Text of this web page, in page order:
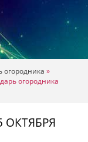
огородника »
огородника
ОКТЯБРЯ